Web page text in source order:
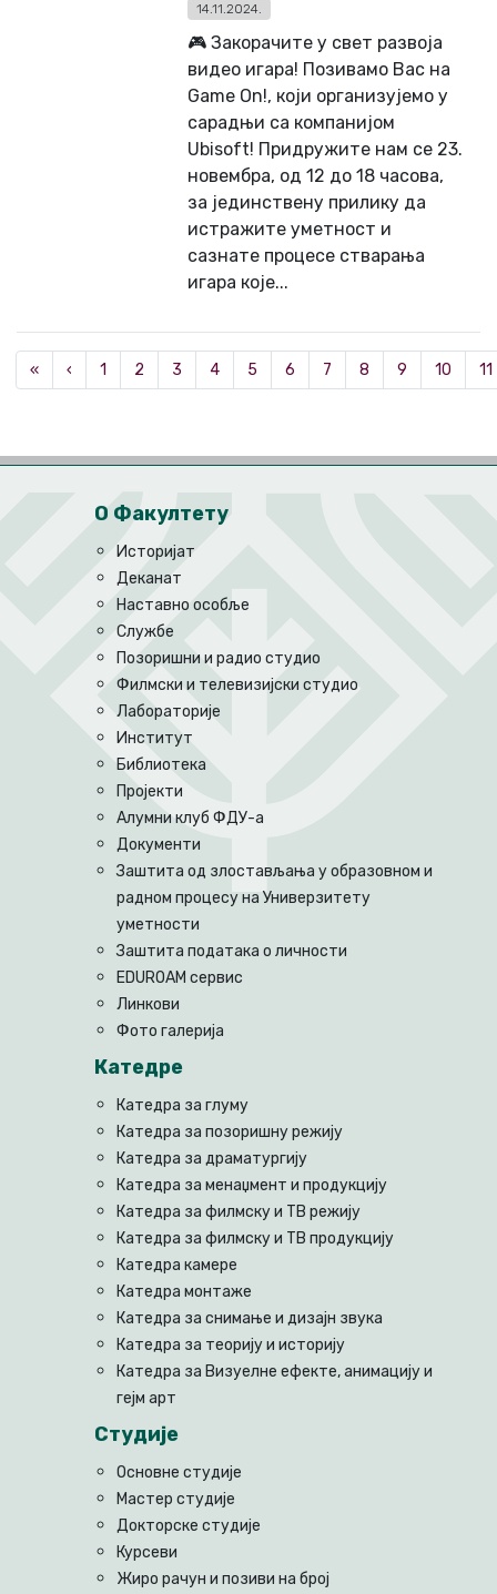
14.11.2024.
🎮 Закорачите у свет развоја
видео игара! Позивамо Вас на
Game On!, који организујемо у
сарадњи са компанијом
Ubisoft! Придружите нам се 23.
новембра, од 12 до 18 часова,
за јединствену прилику да
истражите уметност и
сазнате процесе стварања
игара које...
« ‹ 1 2 3 4 5 6 7 8 9 10 11
О Факултету
Историјат
Деканат
Наставно особље
Службе
Позоришни и радио студио
Филмски и телевизијски студио
Лабораторије
Институт
Библиотека
Пројекти
Алумни клуб ФДУ-а
Документи
Заштита од злостављања у образовном и
радном процесу на Универзитету
уметности
Заштита података о личности
EDUROAM сервис
Линкови
Фото галерија
Катедре
Катедра за глуму
Катедра за позоришну режију
Катедра за драматургију
Катедра за менаџмент и продукцију
Катедра за филмску и ТВ режију
Катедра за филмску и ТВ продукцију
Катедра камере
Катедра монтаже
Катедра за снимање и дизајн звука
Катедра за теорију и историју
Катедра за Визуелне ефекте, анимацију и
гејм арт
Студије
Основне студије
Мастер студије
Докторске студије
Курсеви
Жиро рачун и позиви на број